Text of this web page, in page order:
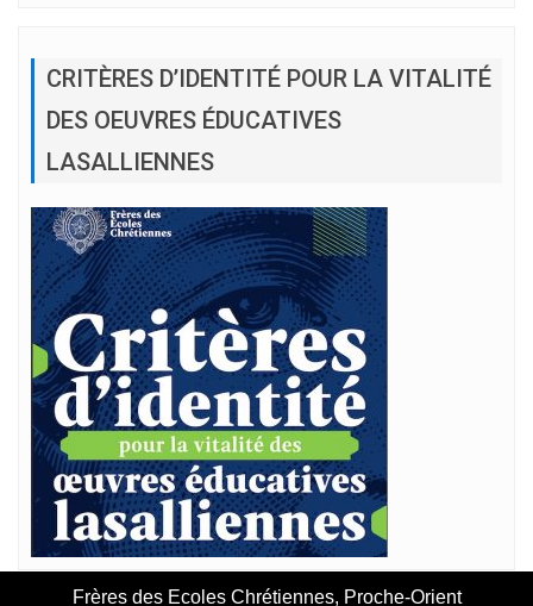
CRITÈRES D’IDENTITÉ POUR LA VITALITÉ
DES OEUVRES ÉDUCATIVES
LASALLIENNES
Frères des Ecoles Chrétiennes, Proche-Orient